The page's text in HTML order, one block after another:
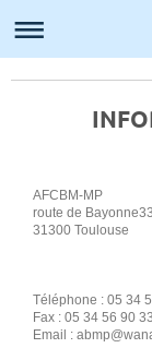
AFCBM-MP
route de Bayonne33
31300 Toulouse
Téléphone : 05 34
Fax : 05 34 56 90 33
Email :